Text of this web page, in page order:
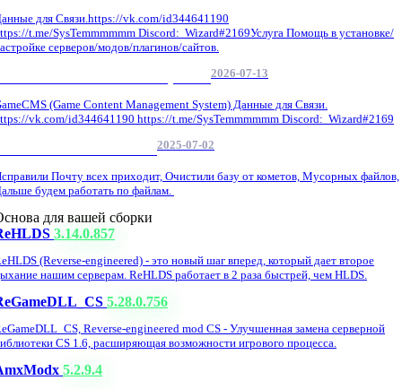
для Связи.https://vk.com/id344641190
t.me/SysTemmmmmm Discord: Wizard#2169Услуга Помощь в установке/
серверов/модов/плагинов/сайтов.
2026-07-13
(Game Content Management System) Данные для Связи.
vk.com/id344641190 https://t.me/SysTemmmmmm Discord: Wizard#2169
2025-07-02
Почту всех приходит, Очистили базу от кометов, Мусорных файлов,
будем работать по файлам.
для вашей сборки
3.14.0.857
(Reverse-engineered) - это новый шаг вперед, который дает второе
нашим серверам. ReHLDS работает в 2 раза быстрей, чем HLDS.
5.28.0.756
Reverse-engineered mod CS - Улучшенная замена серверной
CS 1.6, расширяющая возможности игрового процесса.
5.2.9.4